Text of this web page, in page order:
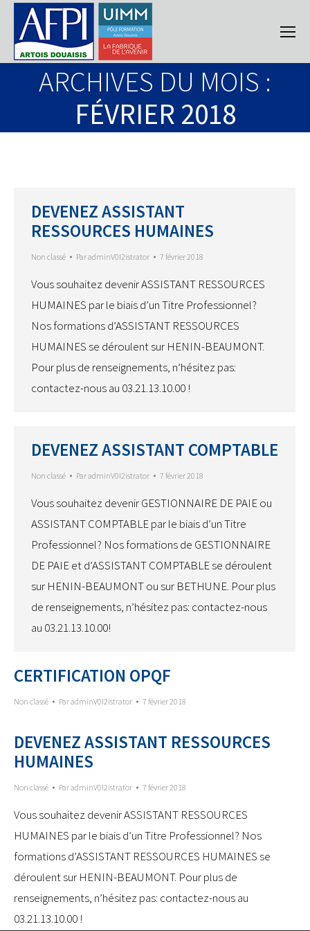
ARCHIVES DU MOIS :
FÉVRIER 2018
DEVENEZ ASSISTANT
RESSOURCES HUMAINES
Non classé ParadminV0I2istrator 7 février 2018
Vous souhaitez devenir ASSISTANT RESSOURCES
HUMAINES par le biais d’un Titre Professionnel?
Nos formations d’ASSISTANT RESSOURCES
HUMAINES se déroulent sur HENIN-BEAUMONT.
Pour plus de renseignements, n’hésitez pas:
contactez-nous au 03.21.13.10.00 !
DEVENEZ ASSISTANT COMPTABLE
Non classé ParadminV0I2istrator 7 février 2018
Vous souhaitez devenir GESTIONNAIRE DE PAIE ou
ASSISTANT COMPTABLE par le biais d’un Titre
Professionnel? Nos formations de GESTIONNAIRE
DE PAIE et d’ASSISTANT COMPTABLE se déroulent
sur HENIN-BEAUMONT ou sur BETHUNE. Pour plus
de renseignements, n’hésitez pas: contactez-nous
au 03.21.13.10.00!
CERTIFICATION OPQF
Non classé ParadminV0I2istrator 7 février 2018
DEVENEZ ASSISTANT RESSOURCES
HUMAINES
Non classé ParadminV0I2istrator 7 février 2018
Vous souhaitez devenir ASSISTANT RESSOURCES
HUMAINES par le biais d’un Titre Professionnel? Nos
formations d’ASSISTANT RESSOURCES HUMAINES se
déroulent sur HENIN-BEAUMONT. Pour plus de
renseignements, n’hésitez pas: contactez-nous au
03.21.13.10.00 !